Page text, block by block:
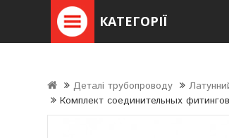
КАТЕГОРІЇ
Деталі трубопроводу
Комплект соединительных